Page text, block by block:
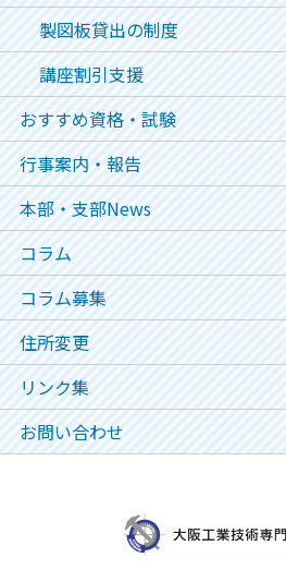
製図板貸出の制度
講座割引支援
おすすめ資格・試験
行事案内・報告
本部・支部News
コラム
コラム募集
住所変更
リンク集
お問い合わせ